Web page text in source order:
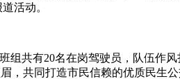
活动。
共有20名在岗驾驶员，队伍作风
，共同打造市民信赖的优质民生公